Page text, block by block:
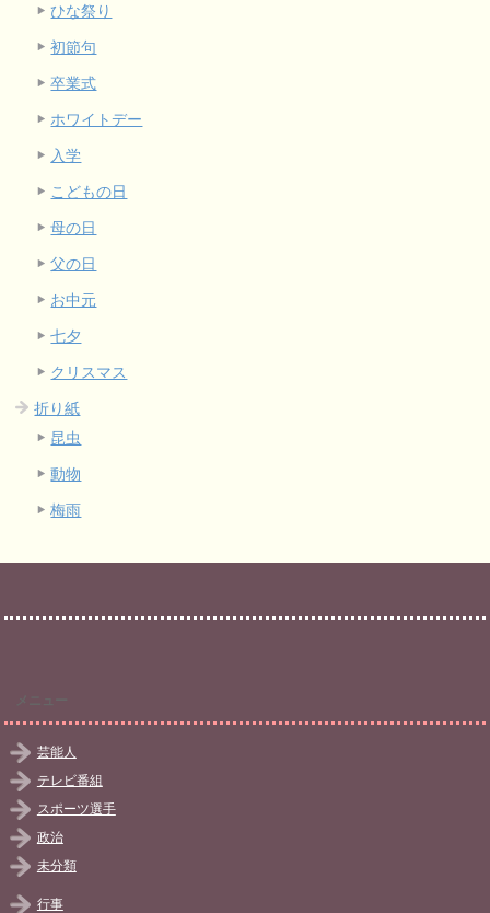
ひな祭り
初節句
卒業式
ホワイトデー
入学
こどもの日
母の日
父の日
お中元
七夕
クリスマス
折り紙
昆虫
動物
梅雨
芸能人
テレビ番組
スポーツ選手
政治
未分類
行事